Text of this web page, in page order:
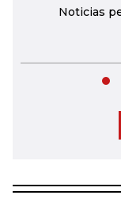
Noticias